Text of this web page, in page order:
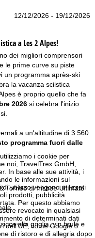
i cookie per
noi, TravelTrex GmbH,
In base alle sue attività, i
le informazioni sul
utilizzo vengono utilizzati
prodotti, pubblicità
Per questo abbiamo
revocato in qualsiasi
di determinati dati
dell'UE, come Google o
12/12/2026 - 19/12/2026
a Les 2 Alpes!
dei migliori comprensori
le prime curve su piste
un programma après-ski
la vacanza sciistica
è proprio quello che fa
2026 si celebra l'inizio
a un'altitudine di 3.560
programma fuori dalle
Torneo di frisbee Ultimate
alla griglia, vin brulé e
di ristoro e di allegria dopo